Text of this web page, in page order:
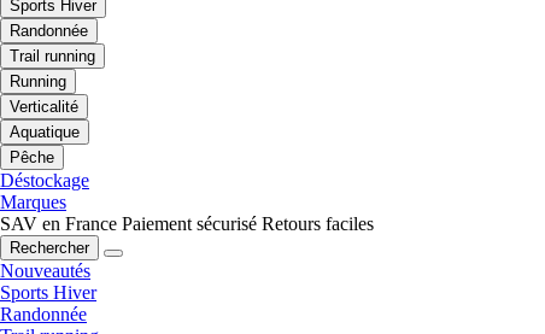
Sports Hiver
Randonnée
Trail running
Running
Verticalité
Aquatique
Pêche
Déstockage
Marques
SAV en France Paiement sécurisé Retours faciles
Rechercher
Nouveautés
Sports Hiver
Randonnée